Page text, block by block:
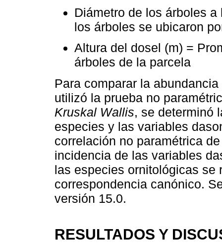
Diámetro de los árboles
los árboles se ubicaron
Altura del dosel (m) =
árboles de la parcela
Para comparar la
utilizó la prueba no
Kruskal Wallis, se determinó
especies y las variables
correlación no paramétrica
incidencia de las variables
las especies ornitológicas se
correspondencia canónico.
versión 15.0.
RESULTADOS Y